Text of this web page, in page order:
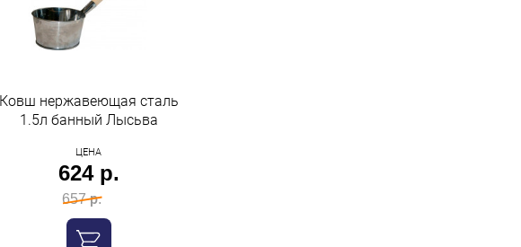
Ковш нержавеющая сталь
1.5л банный Лысьва
ЦЕНА
624 р.
657 р.